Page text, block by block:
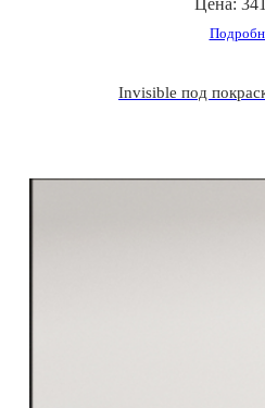
Цена:
Invisible под